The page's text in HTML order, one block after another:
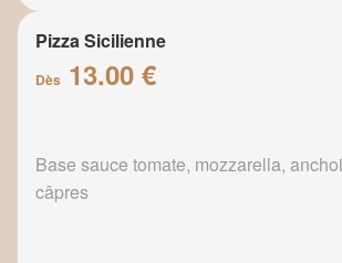
Pizza Sicilienne
Dès 13.00 €
Base sauce tomate, mozzarella,
câpres